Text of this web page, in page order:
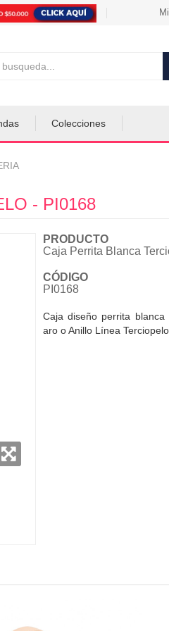
Colecciones
- PI0168
PRODUCTO
Caja Perrita Blanca
CÓDIGO
PI0168
Caja diseño perrita
aro o Anillo Línea Terciopelo